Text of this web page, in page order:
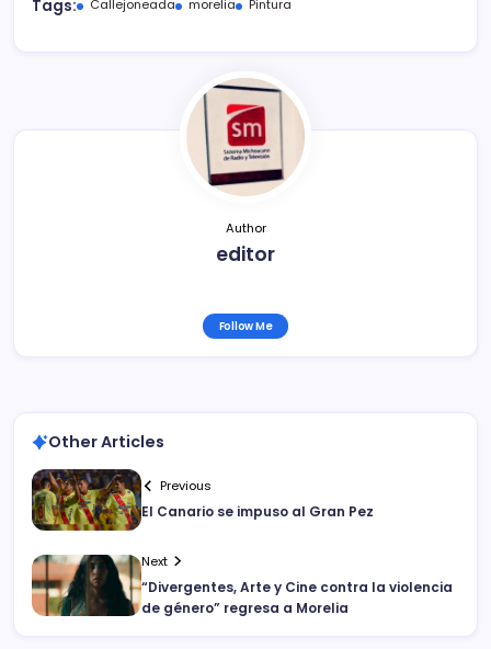
ar
tir
Tags: Callejoneada morelia Pintura
Author
editor
Follow Me
Other Articles
Previous
El Canario se impuso al Gran Pez
Next
“Divergentes, Arte y Cine contra la violencia
de género” regresa a Morelia